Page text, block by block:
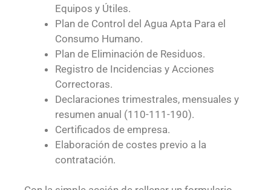
Equipos y Útiles.
Plan de Control del Agua Apta Para el
Consumo Humano.
Plan de Eliminación de Residuos.
Registro de Incidencias y Acciones
Correctoras.
Declaraciones trimestrales, mensuales y
resumen anual (110-111-190).
Certificados de empresa.
Elaboración de costes previo a la
contratación.